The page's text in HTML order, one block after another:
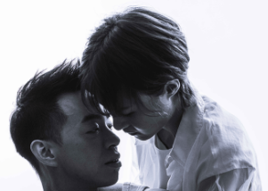
東周食玩通
樂在灣區
飲食玩樂
會員活
東周